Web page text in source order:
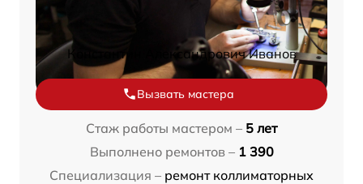
Константин Александрович Иванов
Вызвать мастера
Стаж работы мастером – 5 лет
Выполнено ремонтов – 1 390
Специализация – ремонт коллиматорных